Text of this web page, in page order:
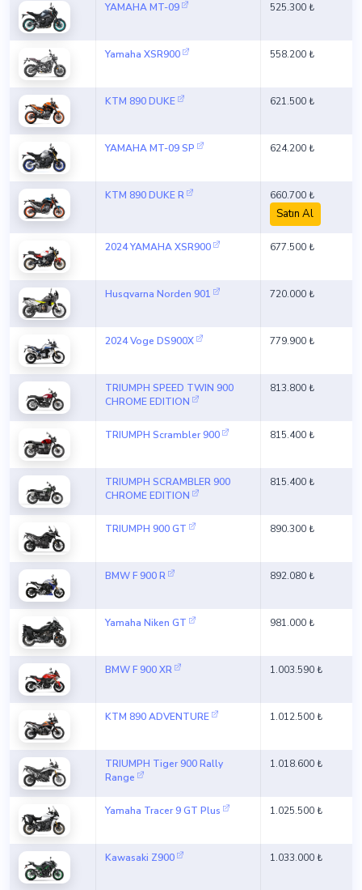
YAMAHA MT-09 525.300 ₺
Yamaha XSR900 558.200 ₺
KTM 890 DUKE 621.500 ₺
YAMAHA MT-09 SP 624.200 ₺
KTM 890 DUKE R 660.700 ₺
Satın Al
2024 YAMAHA XSR900 677.500 ₺
Husqvarna Norden 901 720.000 ₺
2024 Voge DS900X 779.900 ₺
TRIUMPH SPEED TWIN 900
CHROME EDITION
813.800 ₺
TRIUMPH Scrambler 900 815.400 ₺
TRIUMPH SCRAMBLER 900
CHROME EDITION
815.400 ₺
TRIUMPH 900 GT 890.300 ₺
BMW F 900 R 892.080 ₺
Yamaha Niken GT 981.000 ₺
BMW F 900 XR 1.003.590 ₺
KTM 890 ADVENTURE 1.012.500 ₺
TRIUMPH Tiger 900 Rally
Range
1.018.600 ₺
Yamaha Tracer 9 GT Plus 1.025.500 ₺
Kawasaki Z900 1.033.000 ₺